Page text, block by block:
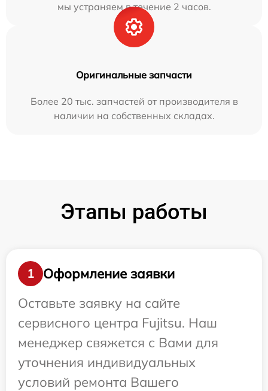
мы устраняем в течение 2 часов.
Оригинальные запчасти
Более 20 тыс. запчастей от производителя в
наличии на собственных складах.
Этапы работы
1
Оформление заявки
Оставьте заявку на сайте
сервисного центра Fujitsu. Наш
менеджер свяжется с Вами для
уточнения индивидуальных
условий ремонта Вашего